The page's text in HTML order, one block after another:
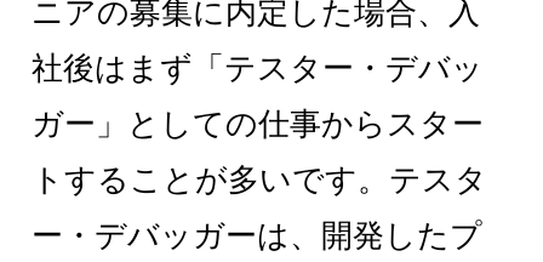
ニアの募集に内定した場合、入
社後はまず「テスター・デバッ
ガー」としての仕事からスター
トすることが多いです。テスタ
ー・デバッガーは、開発したプ